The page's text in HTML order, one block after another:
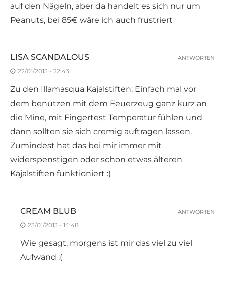
auf den Nägeln, aber da handelt es sich nur um
Peanuts, bei 85€ wäre ich auch frustriert
LISA SCANDALOUS
22/01/2013 - 22:43
Zu den Illamasqua Kajalstiften: Einfach mal vor
dem benutzen mit dem Feuerzeug ganz kurz an
die Mine, mit Fingertest Temperatur fühlen und
dann sollten sie sich cremig auftragen lassen.
Zumindest hat das bei mir immer mit
widerspenstigen oder schon etwas älteren
Kajalstiften funktioniert :)
ANTWORTEN
CREAM BLUB
23/01/2013 - 14:48
Wie gesagt, morgens ist mir das viel zu viel
Aufwand :(
ANTWORTEN